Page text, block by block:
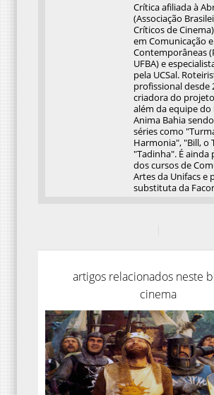
Crítica afiliada à
(Associação
Críticos de
em Comunicação
Contemporâneas
UFBA) e
pela UCSal.
profissional desde
criadora do
além da equipe do
Anima Bahia
séries como
Harmonia", "Bill, o
"Tadinha". É ainda
dos cursos de
Artes da Unifacs e
substituta da
artigos relacionados neste
cinema